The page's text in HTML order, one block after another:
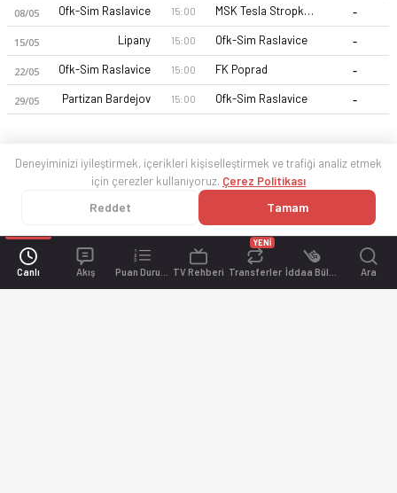
Canlı Akış TV Rehberi Transferler
YENİ
Ara
08/05 Ofk-Sim Raslavice 15:00 MSK Tesla Stropkov -
15/05 Lipany 15:00 Ofk-Sim Raslavice -
22/05 Ofk-Sim Raslavice 15:00 FK Poprad -
29/05 Partizan Bardejov 15:00 Ofk-Sim Raslavice -
Deneyiminizi iyileştirmek, içerikleri kişiselleştirmek ve trafiği analiz etmek
için çerezler kullanıyoruz. Çerez Politikası
Reddet Tamam